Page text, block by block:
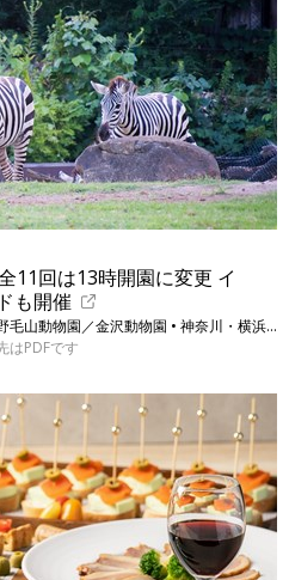
11回は13時開園に変更 イ
も開催
横浜市緑の協会／よこはま動物園／野毛山動物園／金沢動物園 • 神奈川・横浜の対象動物園 ※表示は大人の入園料です
PDFです